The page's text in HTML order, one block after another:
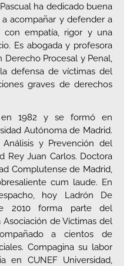
ha dedicado buena
acompañar y defender a
con empatía, rigor y una
Es abogada y profesora
Derecho Procesal y Penal,
defensa de víctimas del
graves de derechos
en 1982 y se formó en
Autónoma de Madrid.
y Prevención del
Rey Juan Carlos. Doctora
Complutense de Madrid,
cum laude. En
hoy Ladrón De
2010 forma parte del
de Víctimas del
a cientos de
Compagina su labor
en CUNEF Universidad,